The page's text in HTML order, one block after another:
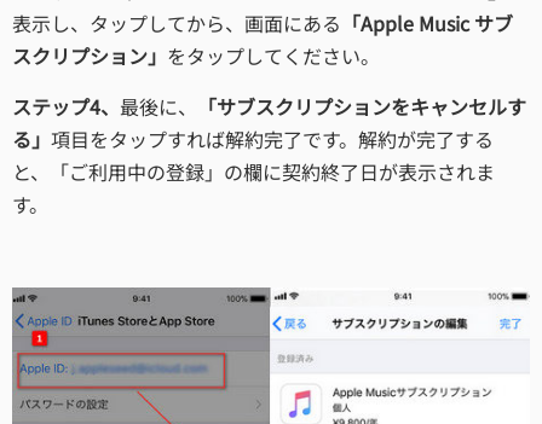
表示し、タップしてから、画面にある 「Apple Music サブ
スクリプション」 をタップしてください。
ステップ4、 最後に、
「サブスクリプションをキャンセルす
る」 項目をタップすれば解約完了です。解約が完了する
と、「ご利用中の登録」の欄に契約終了日が表示されま
す。